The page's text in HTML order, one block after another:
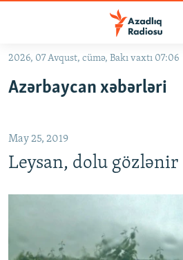
Əsas
qayıt
qayıt
Axtarışa
#ƏSLINDƏ
FƏRQƏ BAX
QANUNI DOĞRU
MULTIMEDIA
2026, 07 Avqust, cümə, Bakı vaxtı 07:06
Azərbaycan xəbərləri
May 25, 2019
Leysan, dolu gözlənir